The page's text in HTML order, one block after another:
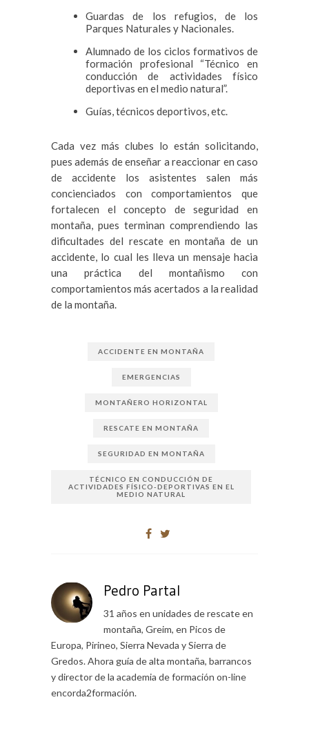
Guardas de los refugios, de los
Parques Naturales y Nacionales.
Alumnado de los ciclos formativos de
formación profesional “Técnico en
conducción de actividades físico
deportivas en el medio natural”.
Guías, técnicos deportivos, etc.
Cada vez más clubes lo están solicitando,
pues además de enseñar a reaccionar en caso
de accidente los asistentes salen más
concienciados con comportamientos que
fortalecen el concepto de seguridad en
montaña, pues terminan comprendiendo las
dificultades del rescate en montaña de un
accidente, lo cual les lleva un mensaje hacia
una práctica del montañismo con
comportamientos más acertados a la realidad
de la montaña.
ACCIDENTE EN MONTAÑA
EMERGENCIAS
MONTAÑERO HORIZONTAL
RESCATE EN MONTAÑA
SEGURIDAD EN MONTAÑA
TÉCNICO EN CONDUCCIÓN DE
ACTIVIDADES FÍSICO-DEPORTIVAS EN EL
MEDIO NATURAL
Pedro Partal
31 años en unidades de rescate en
montaña, Greim, en Picos de
Europa, Pirineo, Sierra Nevada y Sierra de
Gredos. Ahora guía de alta montaña, barrancos
y director de la academia de formación on-line
encorda2formación.